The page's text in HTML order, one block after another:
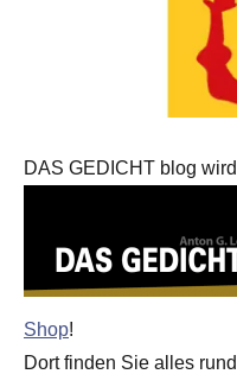
DAS GEDICHT blog
Shop!
Dort finden Sie alles